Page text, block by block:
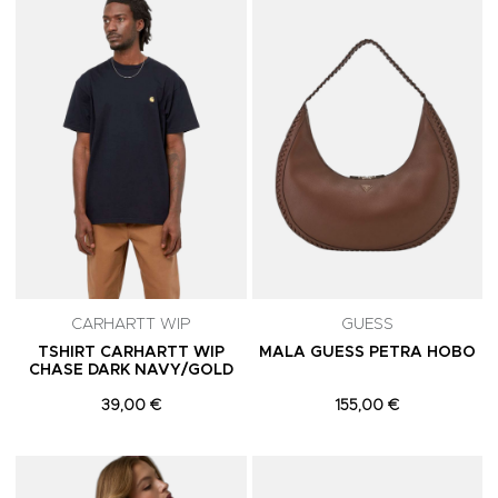
CARHARTT WIP
TSHIRT CARHARTT WIP
CHASE DARK NAVY/GOLD
39,00 €
GUESS
MALA GUESS PETRA HOBO
155,00 €